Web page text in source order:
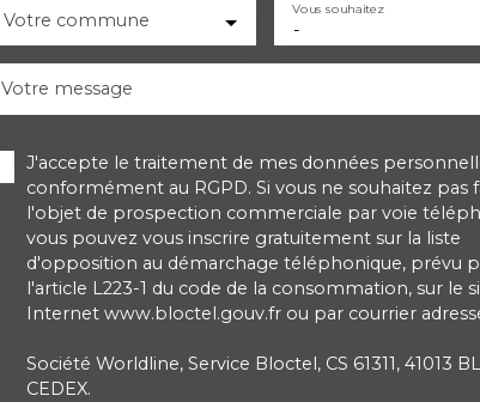
Votre commune -
Vous souhaitez
Votre message
J'accepte le traitement de mes données
conformément au RGPD. Si vous ne souhaitez pas
l'objet de prospection commerciale par voie
vous pouvez vous inscrire gratuitement sur la liste
d'opposition au démarchage téléphonique, prévu
l'article L223-1 du code de la consommation, sur le
Internet www.bloctel.gouv.fr ou par courrier
Société Worldline, Service Bloctel, CS 61311, 41013
CEDEX.